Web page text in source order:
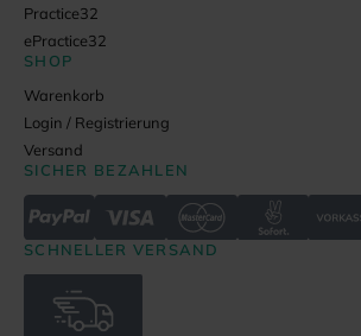
Practice32
ePractice32
SHOP
Warenkorb
Login / Registrierung
Versand
SICHER BEZAHLEN
SCHNELLER VERSAND